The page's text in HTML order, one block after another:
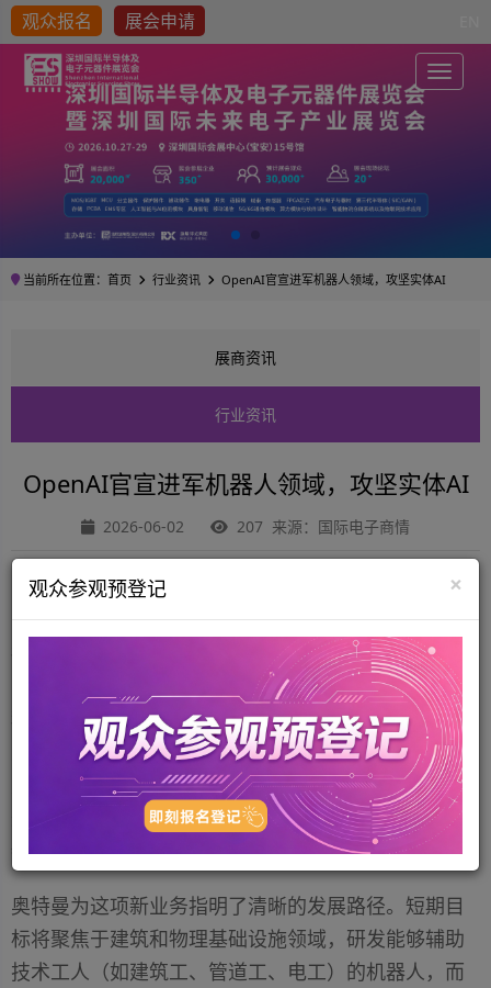
观众报名 展会申请
当前所在位置： 首页 行业资讯 OpenAI官宣进军机器人领域，攻坚实体AI
展商资讯
行业资讯
OpenAI官宣进军机器人领域，攻坚实体AI
2026-06-02 207 来源：国际电子商情
国际电子商情1日讯 OpenAI联合创始人Greg Brockman
与首席执行官山姆·奥特曼（Sam Altman）今日先后在
社交平台X上宣布，公司正式成立“OpenAI Robotics”团
队，并公开招募全栈硬件、运营、系统及机器学习工
程师。奥特曼明确表示，该团队的目标是“编程并制造
对社会有用的机器人”，并将其定位为公司的近期战略
重点。这标志着OpenAI对机器人业务做出了迄今为止
最明确的公开表态，意图将人工智能从数字世界带入
物理实体世界。
奥特曼为这项新业务指明了清晰的发展路径。短期目
标将聚焦于建筑和物理基础设施领域，研发能够辅助
技术工人（如建筑工、管道工、电工）的机器人，而
×
观众参观预登记